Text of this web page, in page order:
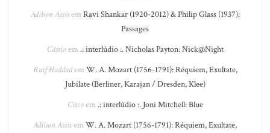
Adilson Assisem Ravi Shankar (1920-2012) & Philip Glass (1937):
Passages
Cássioem .: interlúdio :. Nicholas Payton: Nick@Night
Raif Haddadem W. A. Mozart (1756-1791): Réquiem, Exultate,
Jubilate (Berliner, Karajan / Dresden, Klee)
Ciscoem .: interlúdio :. Joni Mitchell: Blue
Adilson Assisem W. A. Mozart (1756-1791): Réquiem, Exultate,